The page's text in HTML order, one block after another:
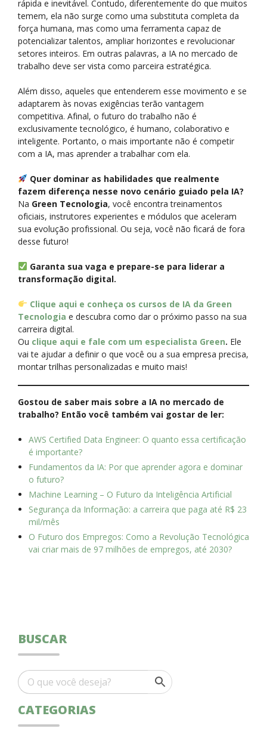
rápida e inevitável. Contudo, diferentemente do que muitos
temem, ela não surge como uma substituta completa da
força humana, mas como uma ferramenta capaz de
potencializar talentos, ampliar horizontes e revolucionar
setores inteiros. Em outras palavras, a IA no mercado de
trabalho deve ser vista como parceira estratégica.
Além disso, aqueles que entenderem esse movimento e se
adaptarem às novas exigências terão vantagem
competitiva. Afinal, o futuro do trabalho não é
exclusivamente tecnológico, é humano, colaborativo e
inteligente. Portanto, o mais importante não é competir
com a IA, mas aprender a trabalhar com ela.
Quer dominar as habilidades que realmente
fazem diferença nesse novo cenário guiado pela IA?
Na Green Tecnologia, você encontra treinamentos
oficiais, instrutores experientes e módulos que aceleram
sua evolução profissional. Ou seja, você não ficará de fora
desse futuro!
Garanta sua vaga e prepare-se para liderar a
transformação digital.
Clique aqui e conheça os cursos de IA da Green
Tecnologia e descubra como dar o próximo passo na sua
carreira digital.
Ou clique aqui e fale com um especialista Green. Ele
vai te ajudar a definir o que você ou a sua empresa precisa,
montar trilhas personalizadas e muito mais!
Gostou de saber mais sobre a IA no mercado de
trabalho? Então você também vai gostar de ler:
AWS Certified Data Engineer: O quanto essa certificação
é importante?
Fundamentos da IA: Por que aprender agora e dominar
o futuro?
Machine Learning – O Futuro da Inteligência Artificial
Segurança da Informação: a carreira que paga até R$ 23
mil/mês
O Futuro dos Empregos: Como a Revolução Tecnológica
vai criar mais de 97 milhões de empregos, até 2030?
BUSCAR
CATEGORIAS